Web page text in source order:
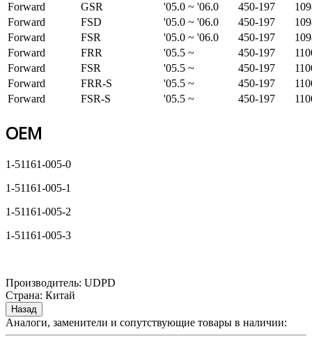
Forward
GSR '05.0 ~ '06.0 450-197
Forward
FSD '05.0 ~ '06.0 450-197
Forward
FSR '05.0 ~ '06.0 450-197
Forward
FRR '05.5 ~ 450-197
Forward
FSR '05.5 ~ 450-197
Forward
FRR-S '05.5 ~ 450-197
Forward
FSR-S '05.5 ~ 450-197
OEM
1-51161-005-0
1-51161-005-1
1-51161-005-2
1-51161-005-3
Производитель: UDPD
Страна: Китай
Аналоги, заменители и сопутствующие товары в наличии: